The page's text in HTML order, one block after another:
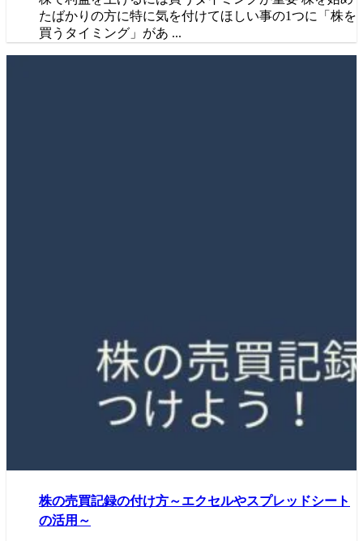
たばかりの方に特に気を付けてほしい事の1つに「株を
買うタイミング」があ ...
株の売買記録の付け方～エクセルやスプレッドシート
の活用～